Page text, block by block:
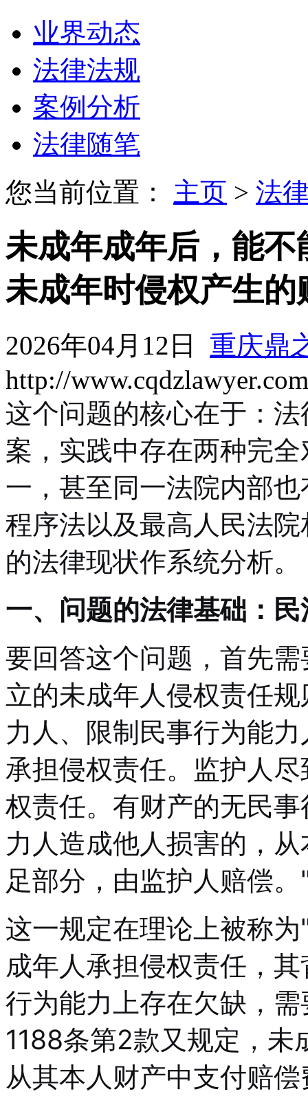
业界动态
法律法规
案例分析
法律随笔
您当前位置： 主页 > 法
未成年成年后，能
未成年时侵权产生的
2026年04月12日 重庆鼎
http://www.cqdzlawyer.com
这个问题的核心在于：
案，实践中存在两种完
一，甚至同一法院内部
程序法以及最高人民法
的法律现状作系统分析。
一、问题的法律基础：
要回答这个问题，首先
立的未成年人侵权责任
力人、限制民事行为能
承担侵权责任。监护人
权责任。有财产的无民
力人造成他人损害的，
足部分，由监护人赔偿。
这一规定在理论上被称
成年人承担侵权责任，
行为能力上存在欠缺，
1188条第2款又规定，
从其本人财产中支付赔